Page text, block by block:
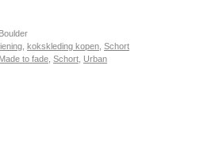
kokskleding kopen Schort
Made to fade Schort Urban